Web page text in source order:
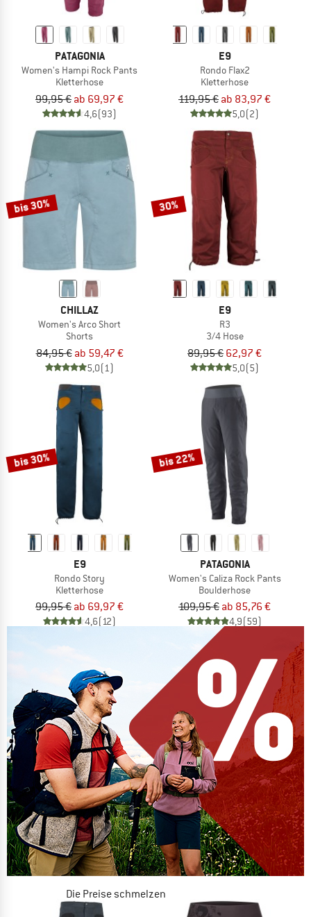
PATAGONIA
Women's Hampi Rock Pants
Kletterhose
99,95 € ab 69,97 €
4,6(93)
E9
Rondo Flax2
Kletterhose
119,95 € ab 83,97 €
5,0(2)
bis 30%
CHILLAZ
Women's Arco Short
Shorts
84,95 € ab 59,47 €
5,0(1)
30%
E9
R3
3/4 Hose
89,95 € 62,97 €
5,0(5)
bis 30%
E9
Rondo Story
Kletterhose
99,95 € ab 69,97 €
4,6(12)
bis 22%
PATAGONIA
Women's Caliza Rock Pants
Boulderhose
109,95 € ab 85,76 €
4,9(59)
Die Preise schmelzen